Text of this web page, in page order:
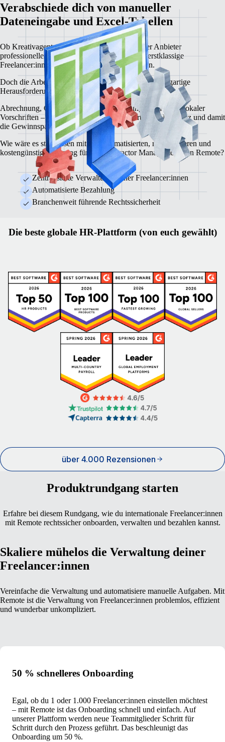
Verabschiede dich von manueller
Dateneingabe und Excel-Tabellen
Ob Kreativagentur, Beratungsunternehmen oder Anbieter
professioneller Dienstleistungen: Du benötigst erstklassige
Freelancer:innen für die Projekte deiner Kunden.
Doch die Arbeit mit Selbstständigen bringt auch einzigartige
Herausforderungen mit sich.
Abrechnung, Compliance, Vertragserstellung, Einhaltung lokaler
Vorschriften – all das braucht Zeit, verringert deine Effizienz und damit
die Gewinnspanne.
Wie wäre es stattdessen mit der automatisierten, rechtssicheren und
kostengünstigen Lösung für das Contractor Management von Remote?
Zentralisierte Verwaltung deiner Freelancer:innen
Automatisierte Bezahlung
Branchenweit führende Rechtssicherheit
Die beste globale HR-Plattform (von euch gewählt)
über 4.000 Rezensionen
Produktrundgang starten
Erfahre bei diesem Rundgang, wie du internationale Freelancer:innen
mit Remote rechtssicher onboarden, verwalten und bezahlen kannst.
Skaliere mühelos die Verwaltung deiner
Freelancer:innen
Vereinfache die Verwaltung und automatisiere manuelle Aufgaben. Mit
Remote ist die Verwaltung von Freelancer:innen problemlos, effizient
und wunderbar unkompliziert.
50 % schnelleres Onboarding
Egal, ob du 1 oder 1.000 Freelancer:innen einstellen möchtest
– mit Remote ist das Onboarding schnell und einfach. Auf
unserer Plattform werden neue Teammitglieder Schritt für
Schritt durch den Prozess geführt. Das beschleunigt das
Onboarding um 50 %.